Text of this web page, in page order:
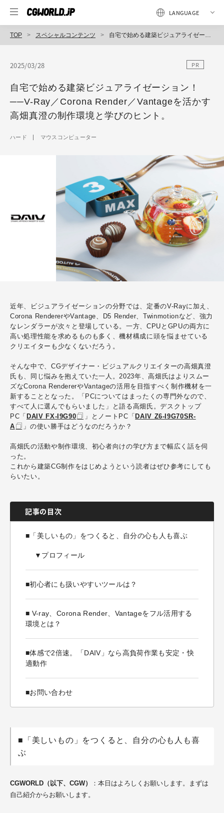
TOP スペシャルコンテンツ 自宅で始める建築ビジュアライゼーション！──V-Ray／Corona Render／Vantageを活かす高畑真澄の制作環境と学びのヒント。
2025/03/28 PR
自宅で始める建築ビジュアライゼーション！
──V-Ray／Corona Render／Vantageを活かす
高畑真澄の制作環境と学びのヒント。
ハード マウスコンピューター
近年、ビジュアライゼーションの分野では、定番のV-Rayに加え、
Corona RendererやVantage、D5 Render、Twinmotionなど、強力
なレンダラーが次々と登場している。一方、CPUとGPUの両方に
高い処理性能を求めるものも多く、機材構成に頭を悩ませている
クリエイターも少なくないだろう。
そんな中で、CGデザイナー・ビジュアルクリエイターの高畑真澄
氏も、同じ悩みを抱えていた一人。2023年、高畑氏はよりスムー
ズなCorona RendererやVantageの活用を目指すべく制作機材を一
新することとなった。「PCについてはまったくの専門外なので、
すべて人に選んでもらいました」と語る高畑氏。デスクトップ
PC「 DAIV FX-I9G90 」とノートPC「 DAIV Z6-I9G70SR-
A
」の使い勝手はどうなのだろうか？
高畑氏の活動や制作環境、初心者向けの学び方まで幅広く話を伺
った。
これから建築CG制作をはじめようという読者はぜひ参考にしても
らいたい。
記事の目次
■「美しいもの」をつくると、自分の心も人も喜ぶ
▼プロフィール
■初心者にも扱いやすいツールは？
■ V-ray、Corona Render、Vantageをフル活用する
環境とは？
■体感で2倍速。「DAIV」なら高負荷作業も安定・快
適動作
■お問い合わせ
■「美しいもの」をつくると、自分の心も人も喜
ぶ
CGWORLD（以下、CGW）
：本日はよろしくお願いします。まずは
自己紹介からお願いします。